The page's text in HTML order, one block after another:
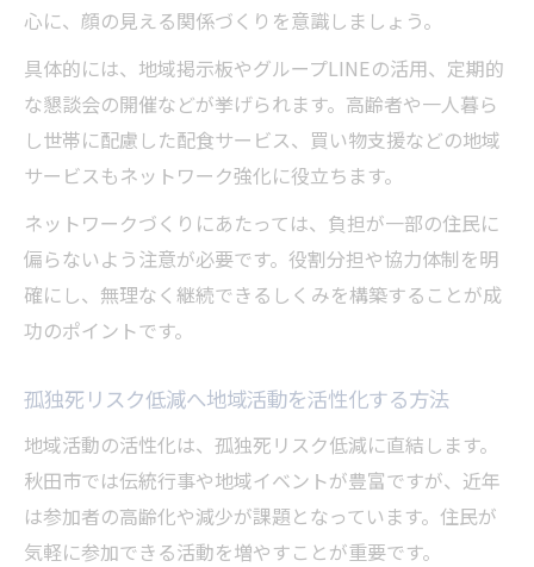
心に、顔の見える関係づくりを意識しましょう。
具体的には、地域掲示板やグループLINEの活用、定期的
な懇談会の開催などが挙げられます。高齢者や一人暮ら
し世帯に配慮した配食サービス、買い物支援などの地域
サービスもネットワーク強化に役立ちます。
ネットワークづくりにあたっては、負担が一部の住民に
偏らないよう注意が必要です。役割分担や協力体制を明
確にし、無理なく継続できるしくみを構築することが成
功のポイントです。
孤独死リスク低減へ地域活動を活性化する方法
地域活動の活性化は、孤独死リスク低減に直結します。
秋田市では伝統行事や地域イベントが豊富ですが、近年
は参加者の高齢化や減少が課題となっています。住民が
気軽に参加できる活動を増やすことが重要です。